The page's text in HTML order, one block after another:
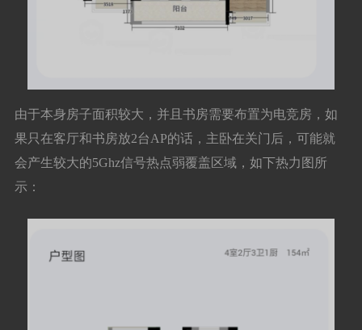
由于本身房子面积较大，并且书房需要布置为电竞房，如
果只在客厅和书房放2台AP的话，主卧在关门后，可能就
会产生较大的5Ghz信号热点弱覆盖区域，如下热力图所
示：